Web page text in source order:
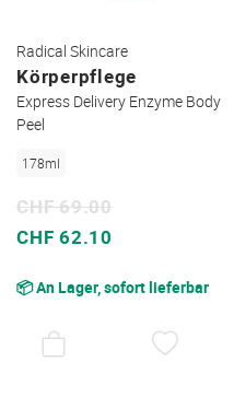
Radical Skincare
Körperpflege
Express Delivery Enzyme Body
Peel
178ml
Sonderpreis
CHF 62.10
CHF 69.00
📦 An Lager, sofort lieferbar